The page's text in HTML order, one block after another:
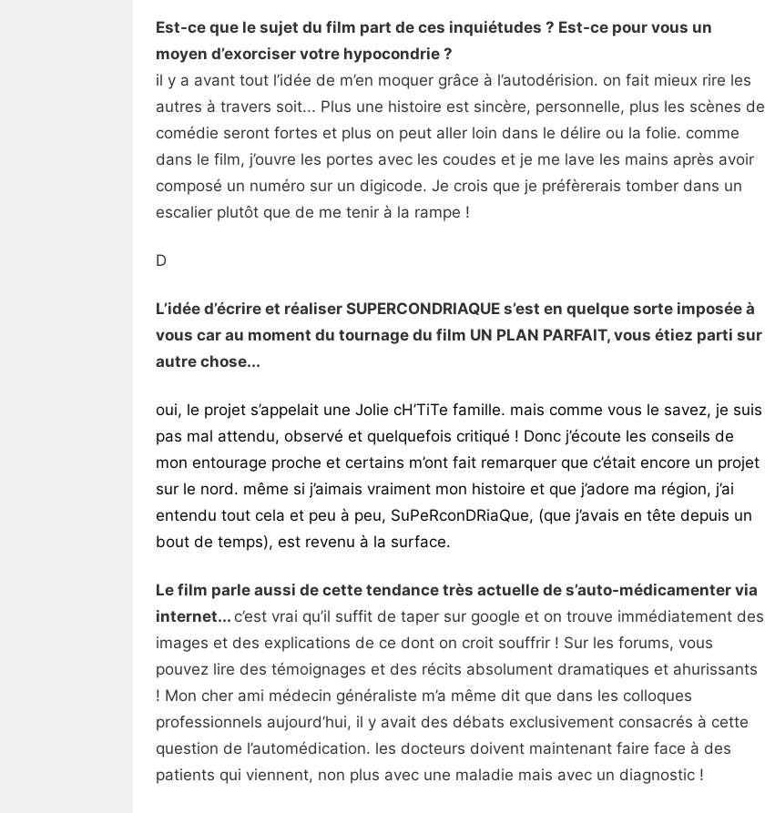
Est-ce que le sujet du film part de ces inquiétudes ? Est-ce pour vous un
moyen d’exorciser votre hypocondrie ?
il y a avant tout l’idée de m’en moquer grâce à l’autodérision. on fait mieux rire les
autres à travers soit... Plus une histoire est sincère, personnelle, plus les scènes de
comédie seront fortes et plus on peut aller loin dans le délire ou la folie. comme
dans le film, j’ouvre les portes avec les coudes et je me lave les mains après avoir
composé un numéro sur un digicode. Je crois que je préfèrerais tomber dans un
escalier plutôt que de me tenir à la rampe !
D
L’idée d’écrire et réaliser SUPERCONDRIAQUE s’est en quelque sorte imposée à
vous car au moment du tournage du film UN PLAN PARFAIT, vous étiez parti sur
autre chose...
oui, le projet s’appelait une Jolie cH’TiTe famille. mais comme vous le savez, je suis
pas mal attendu, observé et quelquefois critiqué ! Donc j’écoute les conseils de
mon entourage proche et certains m’ont fait remarquer que c’était encore un projet
sur le nord. même si j’aimais vraiment mon histoire et que j’adore ma région, j’ai
entendu tout cela et peu à peu, SuPeRconDRiaQue, (que j’avais en tête depuis un
bout de temps), est revenu à la surface.
Le film parle aussi de cette tendance très actuelle de s’auto-médicamenter via
internet... c’est vrai qu’il suffit de taper sur google et on trouve immédiatement des
images et des explications de ce dont on croit souffrir ! Sur les forums, vous
pouvez lire des témoignages et des récits absolument dramatiques et ahurissants
! Mon cher ami médecin généraliste m’a même dit que dans les colloques
professionnels aujourd’hui, il y avait des débats exclusivement consacrés à cette
question de l’automédication. les docteurs doivent maintenant faire face à des
patients qui viennent, non plus avec une maladie mais avec un diagnostic !